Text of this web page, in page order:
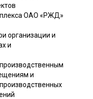
ОАО «РЖД»
организации и
и
и